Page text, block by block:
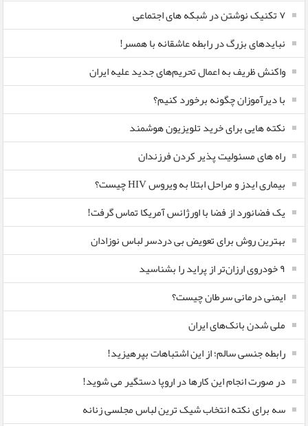
۷ تکنیک نوشتن در شبکه های اجتماعی
نبایدهای بزرگ در رابطه عاشقانه با همسر!
واکنش ظریف به اعمال تحریم‌های جدید علیه ایران
با دیرآموزان چگونه برخورد کنیم؟
نکته هایی برای خرید تلویزیون هوشمند
راه های مسئولیت پذیر کردن فرزندان
بیماری ایدز و مراحل ابتلا به ویروس HIV چیست؟
یک فضانورد از فضا با اورژانس آمریکا تماس گرفت!
بهترین روش برای تعویض بی دردسر لباس نوزادان
٩ خودروی ارزان‌تر از پراید را بشناسید
ایمنی درمانی سرطان چیست؟
ملی شدن بانک‌های ایران
رابطه جنسی سالم؛ از این اشتباهات بپرهیزید!
در صورت انجام این کارها در اروپا دستگیر می شوید!
سه برای نکته انتخاب شیک ترین لباس مجلسی زنانه